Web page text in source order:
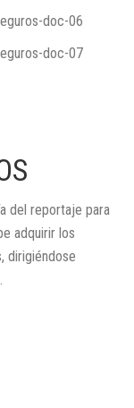
del reportaje para
adquirir los
dirigiéndose